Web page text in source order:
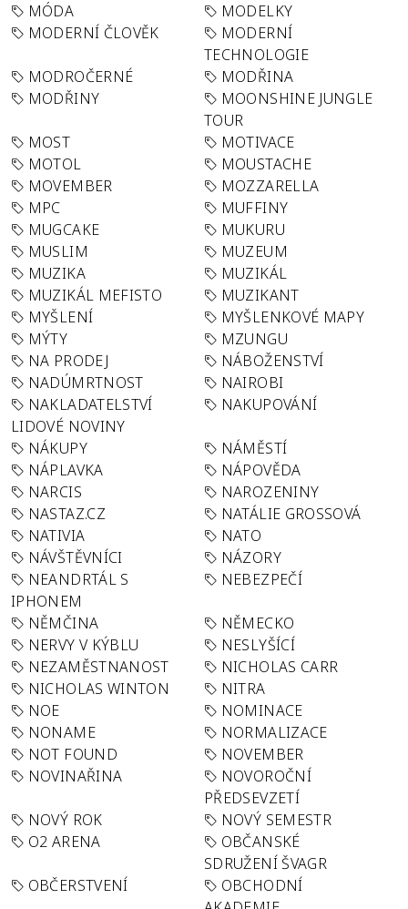
MÓDA
MODELKY
MODERNÍ ČLOVĚK
MODERNÍ
TECHNOLOGIE
MODROČERNÉ
MODŘINA
MODŘINY
MOONSHINE JUNGLE
TOUR
MOST
MOTIVACE
MOTOL
MOUSTACHE
MOVEMBER
MOZZARELLA
MPC
MUFFINY
MUGCAKE
MUKURU
MUSLIM
MUZEUM
MUZIKA
MUZIKÁL
MUZIKÁL MEFISTO
MUZIKANT
MYŠLENÍ
MYŠLENKOVÉ MAPY
MÝTY
MZUNGU
NA PRODEJ
NÁBOŽENSTVÍ
NADÚMRTNOST
NAIROBI
NAKLADATELSTVÍ
LIDOVÉ NOVINY
NAKUPOVÁNÍ
NÁKUPY
NÁMĚSTÍ
NÁPLAVKA
NÁPOVĚDA
NARCIS
NAROZENINY
NASTAZ.CZ
NATÁLIE GROSSOVÁ
NATIVIA
NATO
NÁVŠTĚVNÍCI
NÁZORY
NEANDRTÁL S
IPHONEM
NEBEZPEČÍ
NĚMČINA
NĚMECKO
NERVY V KÝBLU
NESLYŠÍCÍ
NEZAMĚSTNANOST
NICHOLAS CARR
NICHOLAS WINTON
NITRA
NOE
NOMINACE
NONAME
NORMALIZACE
NOT FOUND
NOVEMBER
NOVINAŘINA
NOVOROČNÍ
PŘEDSEVZETÍ
NOVÝ ROK
NOVÝ SEMESTR
O2 ARENA
OBČANSKÉ
SDRUŽENÍ ŠVAGR
OBČERSTVENÍ
OBCHODNÍ